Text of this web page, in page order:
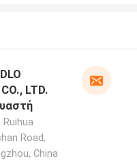
LTD.
Ruihua
Road,
China